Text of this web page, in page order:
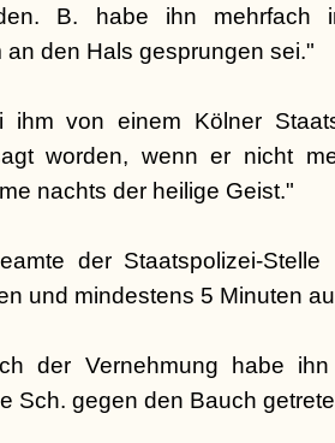
B. habe ihn mehrfach
an den Hals gesprungen sei."
von einem Kölner
worden, wenn er nicht
nachts der heilige Geist."
der Staatspolizei-
und mindestens 5 Minuten
der Vernehmung habe
Sch. gegen den Bauch